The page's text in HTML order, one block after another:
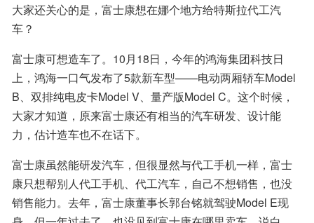
大家还关心的是，富士康想在娜个地方给特斯拉代工汽
车？
富士康可想造车了。10月18日，今年的鸿海集团科技日
上，鸿海一口气发布了5款新车型——电动两厢轿车Model
B、双排纯电皮卡Model V、量产版Model C。这个时候，
大家才知道，原来富士康还有相当的汽车研发、设计能
力，估计造车也不在话下。
富士康虽然能研发汽车，但很显然与代工手机一样，富士
康只想帮别人代工手机、代工汽车，自己不想销售，也没
销售能力。去年，富士康董事长郭台铭就驾驶Model E现